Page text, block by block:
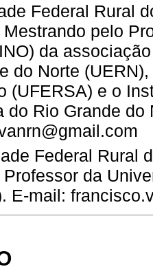
Federal Rural
pelo
da
do Norte
(UFERSA) e o
do Rio Grande do
Federal Rural
da
E-mail: